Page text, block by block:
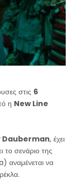
στις 6
η New Line
Dauberman, έχει
το σενάριο της
αναμένεται να